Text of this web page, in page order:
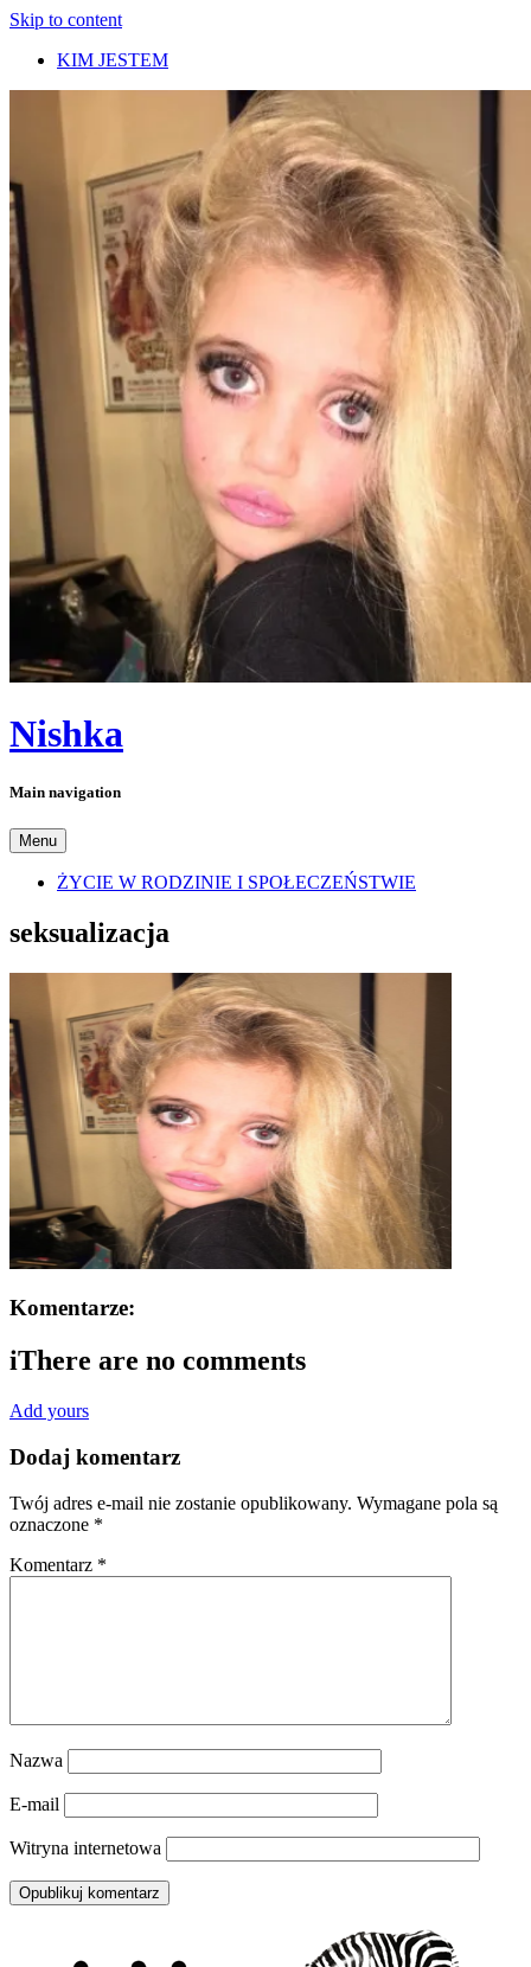
Skip to content
KIM JESTEM
Nishka
Main navigation
Menu
ŻYCIE W RODZINIE I SPOŁECZEŃSTWIE
seksualizacja
Komentarze:
iThere are no comments
Add yours
Dodaj komentarz
Twój adres e-mail nie zostanie opublikowany. Wymagane pola są
oznaczone *
Komentarz *
Nazwa
E-mail
Witryna internetowa